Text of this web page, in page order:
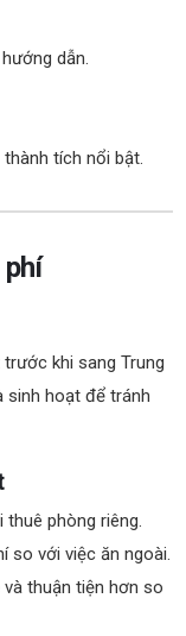
dẫn.
tích nổi bật.
phí
khi sang Trung
sinh hoạt để tránh
phòng riêng.
so với việc ăn ngoài.
và thuận tiện hơn so